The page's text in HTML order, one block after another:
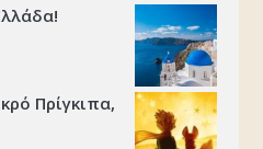
Πρίγκιπα,